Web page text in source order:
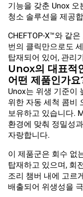
기능을 갖춘 Unox
청소 솔루션을 제공
CHEFTOP-X™와 같
번의 클릭만으로도
탑재되어 있어, 관리
Unox의 대표적
어떤 제품인가요
Unox는 위생 기준이
위한 자동 세척 콤비
보유하고 있습니다.
환경에 맞춰 정밀성
자랑합니다.
이 제품군은 회수 없
탑재하고 있으며, 회
조리 챔버 내에 고르
배출되어 위생성을